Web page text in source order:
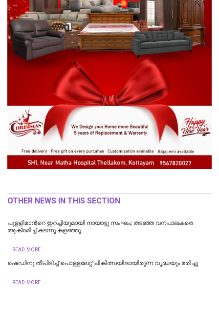
OTHER NEWS IN THIS SECTION
പുളളിമാന്‍റെ ഇറച്ചിയുമായി നായാട്ടു സംഘം; തടഞ്ഞ വനപാലകരെ
ആക്രമിച്ച് കടന്നു കളഞ്ഞു
READ MORE
ഷെഡിനു തീപിടിച്ച് പൊള്ളലേറ്റ് ചികിത്സയിലായിരുന്ന വൃദ്ധയും മരിച്ചു
READ MORE